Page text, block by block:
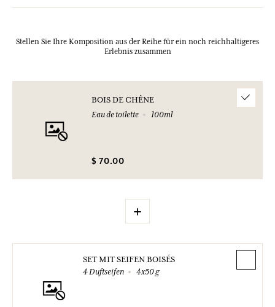
Stellen Sie Ihre Komposition aus der Reihe für ein noch reichhaltigeres
Erlebnis zusammen
BOIS DE CHÊNE
Eau de toilette
100ml
$ 70.00
+
SET MIT SEIFEN BOISÉS
4 Duftseifen
4x50 g